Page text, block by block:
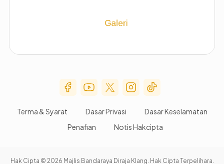
Social Media Menu
Terma & Syarat Dasar Privasi
Dasar Keselamatan
Penafian
Notis Hakcipta
Hak Cipta © 2026 Majlis Bandaraya Diraja Klang. Hak Cipta Terpelihara.